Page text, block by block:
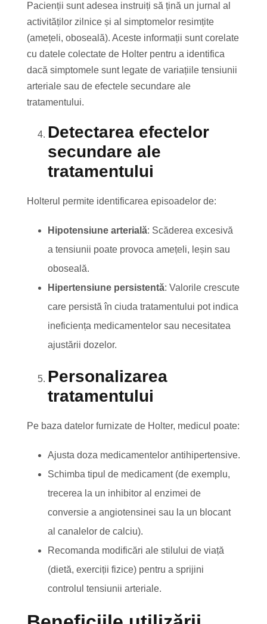
Pacienții sunt adesea instruiți să țină un jurnal al
activităților zilnice și al simptomelor resimțite
(amețeli, oboseală). Aceste informații sunt corelate
cu datele colectate de Holter pentru a identifica
dacă simptomele sunt legate de variațiile tensiunii
arteriale sau de efectele secundare ale
tratamentului.
Detectarea efectelor
secundare ale
tratamentului
Holterul permite identificarea episoadelor de:
Hipotensiune arterială: Scăderea excesivă
a tensiunii poate provoca amețeli, leșin sau
oboseală.
Hipertensiune persistentă: Valorile crescute
care persistă în ciuda tratamentului pot indica
ineficiența medicamentelor sau necesitatea
ajustării dozelor.
Personalizarea
tratamentului
Pe baza datelor furnizate de Holter, medicul poate:
Ajusta doza medicamentelor antihipertensive.
Schimba tipul de medicament (de exemplu,
trecerea la un inhibitor al enzimei de
conversie a angiotensinei sau la un blocant
al canalelor de calciu).
Recomanda modificări ale stilului de viață
(dietă, exerciții fizice) pentru a sprijini
controlul tensiunii arteriale.